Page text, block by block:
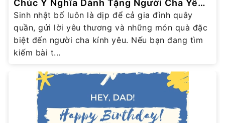
Chúc Ý Nghĩa Dành Tặng Người Cha Yêu
Thương
Sinh nhật bố luôn là dịp để cả gia đình quây
quần, gửi lời yêu thương và những món quà đặc
biệt đến người cha kính yêu. Nếu bạn đang tìm
kiếm bài t...